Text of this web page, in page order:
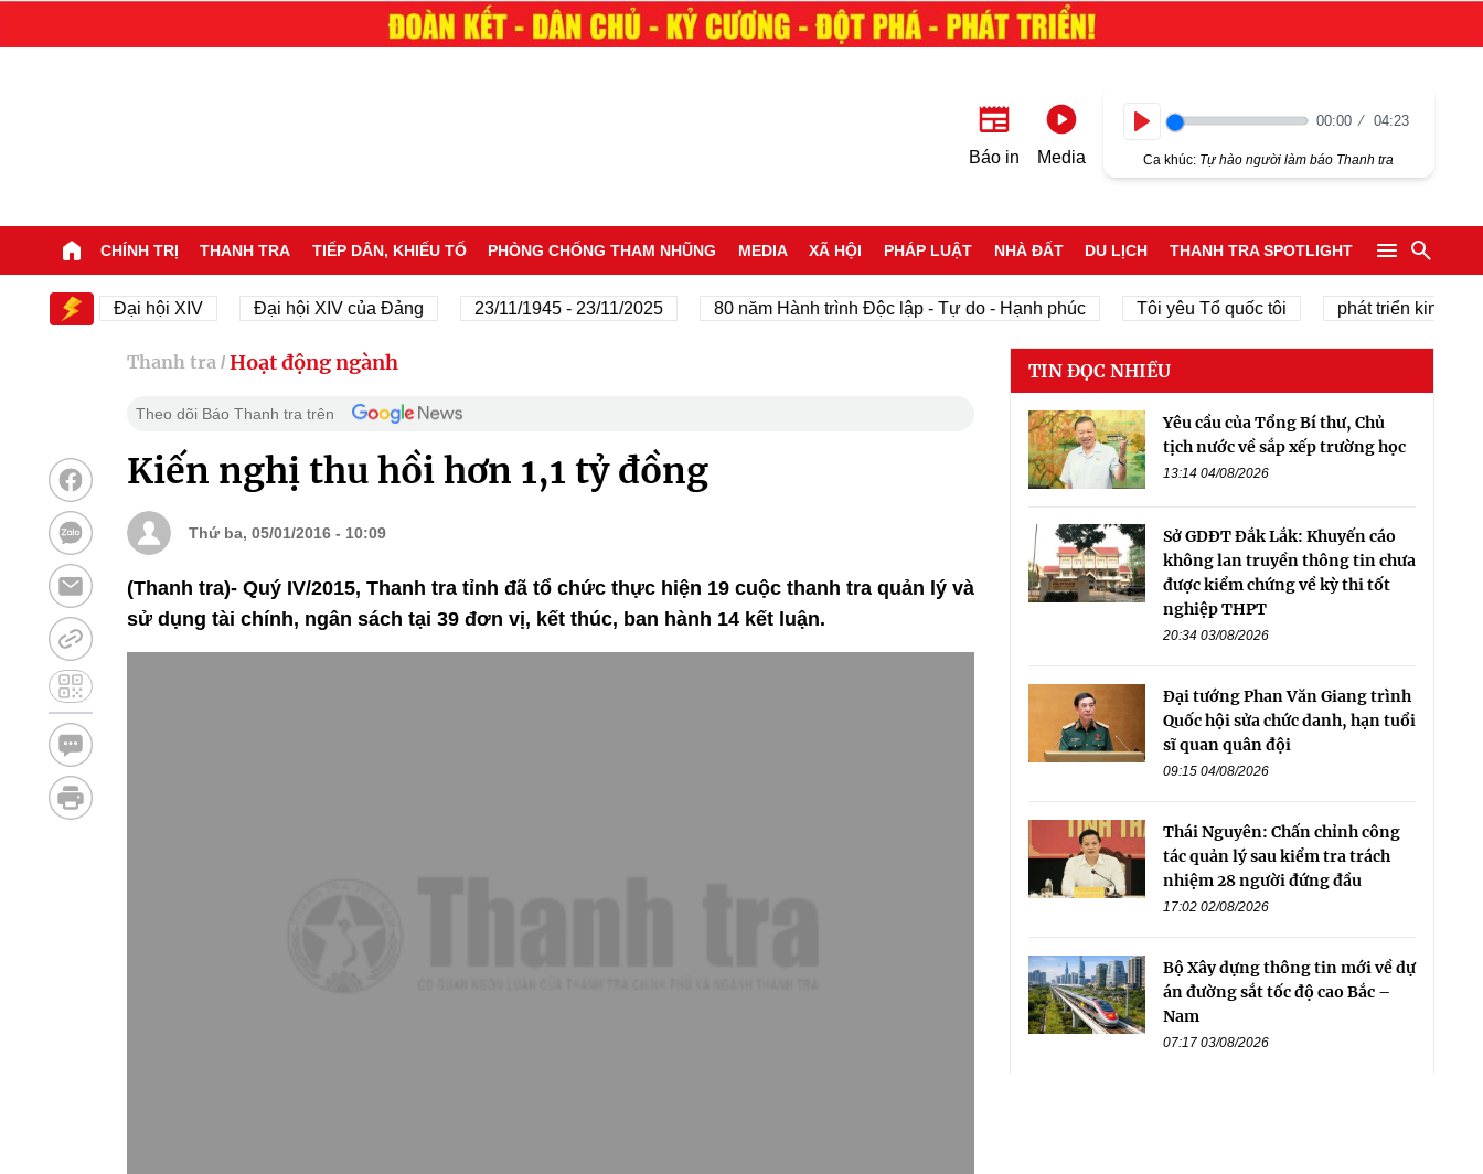
Báo in Media
00:00 04:23
Ca khúc: Tự hào người làm báo Thanh tra
CHÍNH TRỊ THANH TRA TIẾP DÂN, KHIẾU TỐ PHÒNG CHỐNG THAM NHŨNG MEDIA XÃ HỘI PHÁP LUẬT NHÀ ĐẤT DU LỊCH THANH TRA SPOTLIGHT
Đại hội XIV Đại hội XIV của Đảng 23/11/1945 - 23/11/2025 80 năm Hành trình Độc lập - Tự do - Hạnh phúc Tôi yêu Tổ quốc tôi phát triển kinh tế tư nhân
Thanh tra / Hoạt động ngành
Theo dõi Báo Thanh tra trên
Kiến nghị thu hồi hơn 1,1 tỷ đồng
Thứ ba, 05/01/2016 - 10:09
(Thanh tra)- Quý IV/2015, Thanh tra tỉnh đã tổ chức thực hiện 19 cuộc thanh tra quản lý và
sử dụng tài chính, ngân sách tại 39 đơn vị, kết thúc, ban hành 14 kết luận.
TIN ĐỌC NHIỀU
Yêu cầu của Tổng Bí thư, Chủ
tịch nước về sắp xếp trường học
13:14 04/08/2026
Sở GDĐT Đắk Lắk: Khuyến cáo
không lan truyền thông tin chưa
được kiểm chứng về kỳ thi tốt
nghiệp THPT
20:34 03/08/2026
Đại tướng Phan Văn Giang trình
Quốc hội sửa chức danh, hạn tuổi
sĩ quan quân đội
09:15 04/08/2026
Thái Nguyên: Chấn chỉnh công
tác quản lý sau kiểm tra trách
nhiệm 28 người đứng đầu
17:02 02/08/2026
Bộ Xây dựng thông tin mới về dự
án đường sắt tốc độ cao Bắc –
Nam
07:17 03/08/2026